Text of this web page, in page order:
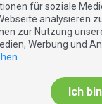
für soziale
analysieren
zur Nutzung
Werbung und
Ich